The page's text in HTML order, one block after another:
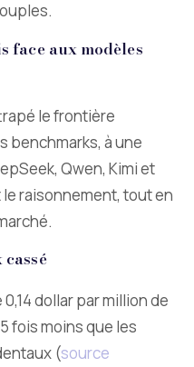
face aux modèles
le frontière
benchmarks, à une
Qwen, Kimi et
raisonnement, tout en
dollar par million de
fois moins que les
(source